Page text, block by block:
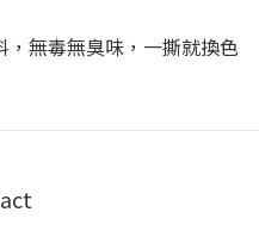
無毒無臭味，一撕就換色